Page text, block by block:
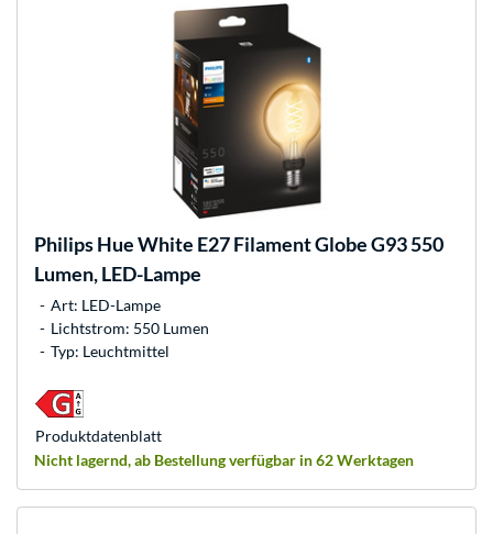
Philips HueWhite E27 Filament Globe G93 550
Lumen, LED-Lampe
Art: LED-Lampe
Lichtstrom: 550 Lumen
Typ: Leuchtmittel
Nicht lagernd, ab Bestellung verfügbar in 62 Werktagen
Produkt­datenblatt